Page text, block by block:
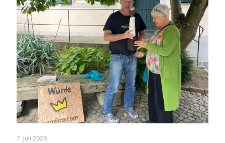
7. Juli 2026